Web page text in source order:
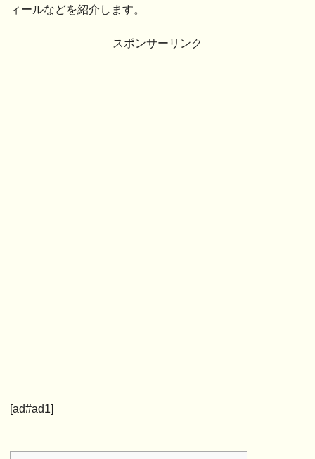
ィールなどを紹介します。
スポンサーリンク
[ad#ad1]